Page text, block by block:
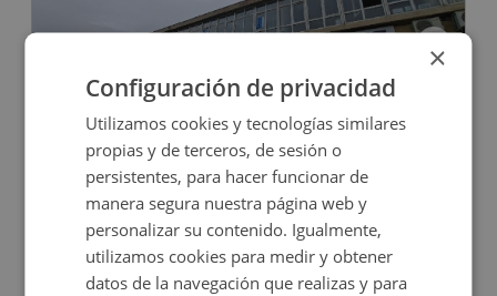
Oficina en venta en CERVANTES, 51
Impuestos no incluidos
42.800€
62,7m2
×
Configuración de privacidad
Utilizamos cookies y tecnologías similares
propias y de terceros, de sesión o
persistentes, para hacer funcionar de
manera segura nuestra página web y
personalizar su contenido. Igualmente,
utilizamos cookies para medir y obtener
datos de la navegación que realizas y para